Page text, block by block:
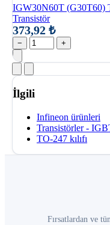
IGW30N60T (G30T60)
Transistör
373,92 ₺
− +
İlgili
Infineon ürünleri
Transistörler -
TO-247 kılıfı
Fırsatlardan ve